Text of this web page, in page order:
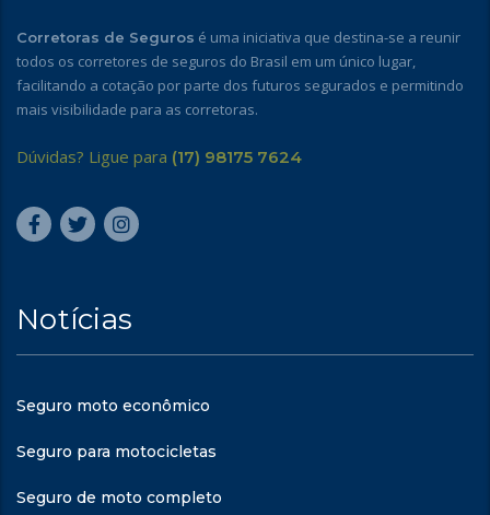
Corretoras de Seguros é uma iniciativa que destina-se a reunir
todos os corretores de seguros do Brasil em um único lugar,
facilitando a cotação por parte dos futuros segurados e permitindo
mais visibilidade para as corretoras.
Dúvidas? Ligue para (17) 98175 7624
Notícias
Seguro moto econômico
Seguro para motocicletas
Seguro de moto completo